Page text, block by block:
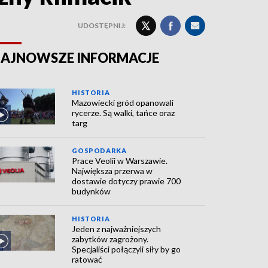
UDOSTĘPNIJ:
INFORMACJE
HISTORIA
Mazowiecki gród opanowali
rycerze. Są walki, tańce oraz
targ
GOSPODARKA
Prace Veolii w Warszawie.
Największa przerwa w
dostawie dotyczy prawie 700
budynków
HISTORIA
Jeden z najważniejszych
zabytków zagrożony.
Specjaliści połączyli siły by go
ratować